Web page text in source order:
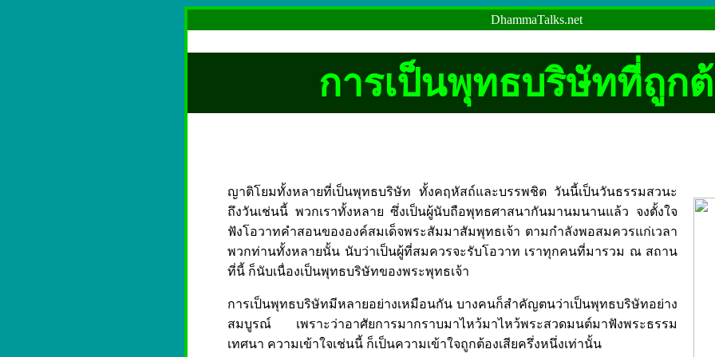
DhammaTalks.net
การเป็นพุทธบริษัทที่ถูก
ญาติโยมทั้งหลายที่เป็นพุทธบริษัท ทั้งคฤหัสถ์และบรรพชิต วันนี้เป็นวันธรรมสวนะ
ถึงวันเช่นนี้ พวกเราทั้งหลาย ซึ่งเป็นผู้นับถือพุทธศาสนากันมานมนานแล้ว จงตั้งใจ
ฟังโอวาทคำสอนขององค์สมเด็จพระสัมมาสัมพุทธเจ้า ตามกำลังพอสมควรแก่เวลา
พวกท่านทั้งหลายนั้น นับว่าเป็นผู้ที่สมควรจะรับโอวาท เราทุกคนที่มารวม ณ สถาน
ที่นี้ ก็นับเนื่องเป็นพุทธบริษัทของพระพุทธเจ้า
การเป็นพุทธบริษัทมีหลายอย่างเหมือนกัน บางคนก็สำคัญตนว่าเป็นพุทธบริษัทอย่าง
สมบูรณ์ เพราะว่าอาศัยการมากราบมาไหว้มาไหว้พระสวดมนต์มาฟังพระธรรม
เทศนา ความเข้าใจเช่นนี้ ก็เป็นความเข้าใจถูกต้องเสียครึ่งหนึ่งเท่านั้น